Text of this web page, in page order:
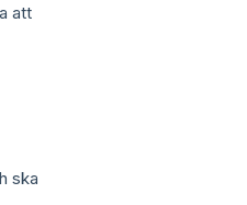
att
ska